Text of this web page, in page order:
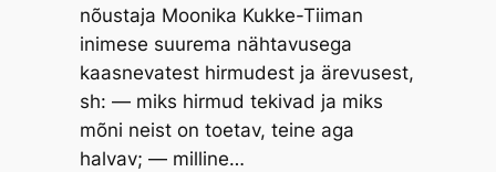
nõustaja Moonika Kukke-Tiiman
inimese suurema nähtavusega
kaasnevatest hirmudest ja ärevusest,
sh: — miks hirmud tekivad ja miks
mõni neist on toetav, teine aga
halvav; — milline…